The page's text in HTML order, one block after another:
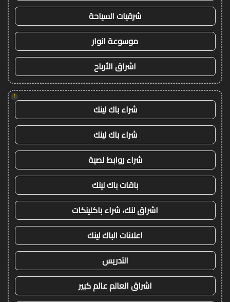
شرقيات السياحة
موسوعة انوار
اشراق الأرباح
!
شراء باك لينك
شراء باك لينك
شراء روابط نصية
باقات باك لينك
اشراق لنك، شراء باكلينكات
اعلانات الباك لينك
التدريس
اشراق العالم عالم كبير